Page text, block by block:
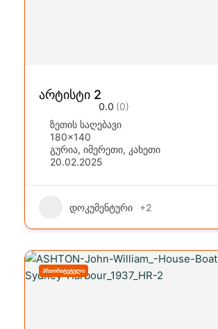
არტისტი 2
0.0 (0)
ზეთის საღებავი
180x140
გურია, იმერეთი, კახეთი
20.02.2025
დოკუმენტური +2
ᲞᲠᲘᲝᲠᲘᲢᲔᲢᲣᲚᲘ